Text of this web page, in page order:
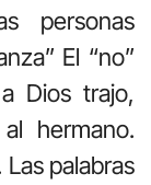
personas
El “no”
Dios trajo,
hermano.
palabras